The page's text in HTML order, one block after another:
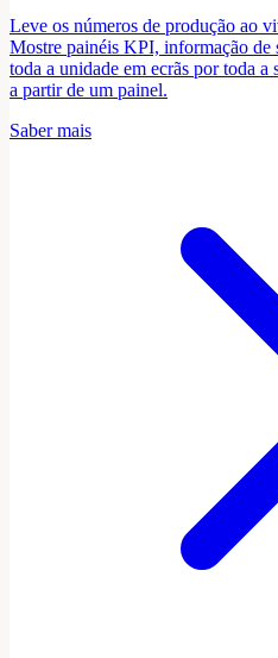
Leve os números de produção ao
Mostre painéis KPI, informação de
toda a unidade em ecrãs por toda
a partir de um painel.
Saber mais